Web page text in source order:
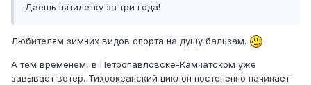
Даешь пятилетку за три года!
Любителям зимних видов спорта на душу бальзам.
А тем временем, в Петропавловске-Камчатском уже
завывает ветер. Тихоокеанский циклон постепенно начинает